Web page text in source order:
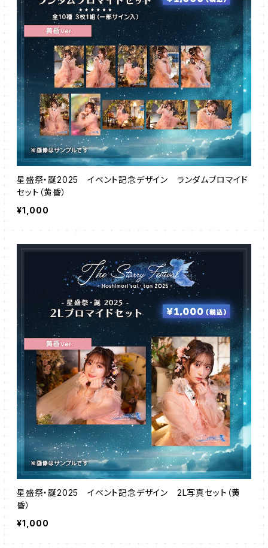
星盛祭・誕2025 イベント記念デザイン ランダムブロマイド
セット（黄昏）
¥1,000
星盛祭・誕2025 イベント記念デザイン 2L写真セット（黄
昏）
¥1,000